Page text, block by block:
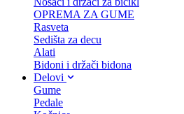
OPREMA ZA GUME
Rasveta
Sedišta za decu
Alati
Bidoni i držači bidona
Delovi
Gume
Pedale